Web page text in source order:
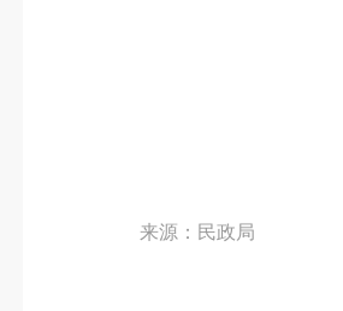
来源：民政局